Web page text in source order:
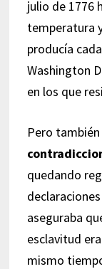
julio de 1776
temperatura
producía
Washington
en los que
Pero también
quedando
aseguraba
esclavitud
mismo